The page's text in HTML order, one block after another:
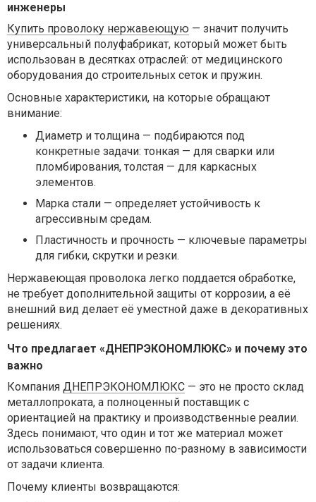
инженеры
Купить проволоку нержавеющую — значит получить
универсальный полуфабрикат, который может быть
использован в десятках отраслей: от медицинского
оборудования до строительных сеток и пружин.
Основные характеристики, на которые обращают
внимание:
Диаметр и толщина — подбираются под
конкретные задачи: тонкая — для сварки или
пломбирования, толстая — для каркасных
элементов.
Марка стали — определяет устойчивость к
агрессивным средам.
Пластичность и прочность — ключевые параметры
для гибки, скрутки и резки.
Нержавеющая проволока легко поддается обработке,
не требует дополнительной защиты от коррозии, а её
внешний вид делает её уместной даже в декоративных
решениях.
Что предлагает «ДНЕПРЭКОНОМЛЮКС» и почему это
важно
Компания ДНЕПРЭКОНОМЛЮКС — это не просто склад
металлопроката, а полноценный поставщик с
ориентацией на практику и производственные реалии.
Здесь понимают, что один и тот же материал может
использоваться совершенно по-разному в зависимости
от задачи клиента.
Почему клиенты возвращаются: